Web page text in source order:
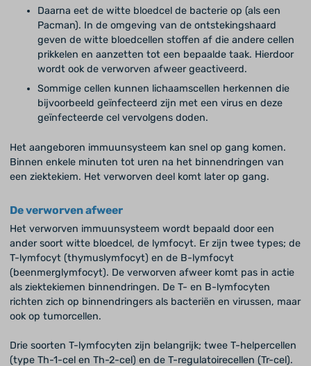
Daarna eet de witte bloedcel de bacterie op (als een
Pacman). In de omgeving van de ontstekingshaard
geven de witte bloedcellen stoffen af die andere cellen
prikkelen en aanzetten tot een bepaalde taak. Hierdoor
wordt ook de verworven afweer geactiveerd.
Sommige cellen kunnen lichaamscellen herkennen die
bijvoorbeeld geïnfecteerd zijn met een virus en deze
geïnfecteerde cel vervolgens doden.
Het aangeboren immuunsysteem kan snel op gang komen.
Binnen enkele minuten tot uren na het binnendringen van
een ziektekiem. Het verworven deel komt later op gang.
De verworven afweer
Het verworven immuunsysteem wordt bepaald door een
ander soort witte bloedcel, de lymfocyt. Er zijn twee types; de
T-lymfocyt (thymuslymfocyt) en de B-lymfocyt
(beenmerglymfocyt). De verworven afweer komt pas in actie
als ziektekiemen binnendringen. De T- en B-lymfocyten
richten zich op binnendringers als bacteriën en virussen, maar
ook op tumorcellen.
Drie soorten T-lymfocyten zijn belangrijk; twee T-helpercellen
(type Th-1-cel en Th-2-cel) en de T-regulatoirecellen (Tr-cel).